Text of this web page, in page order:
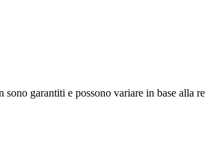
garantiti e possono variare in base alla